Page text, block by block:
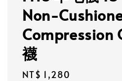
Non-
Compression
襪
Regular
NT$ 1,280